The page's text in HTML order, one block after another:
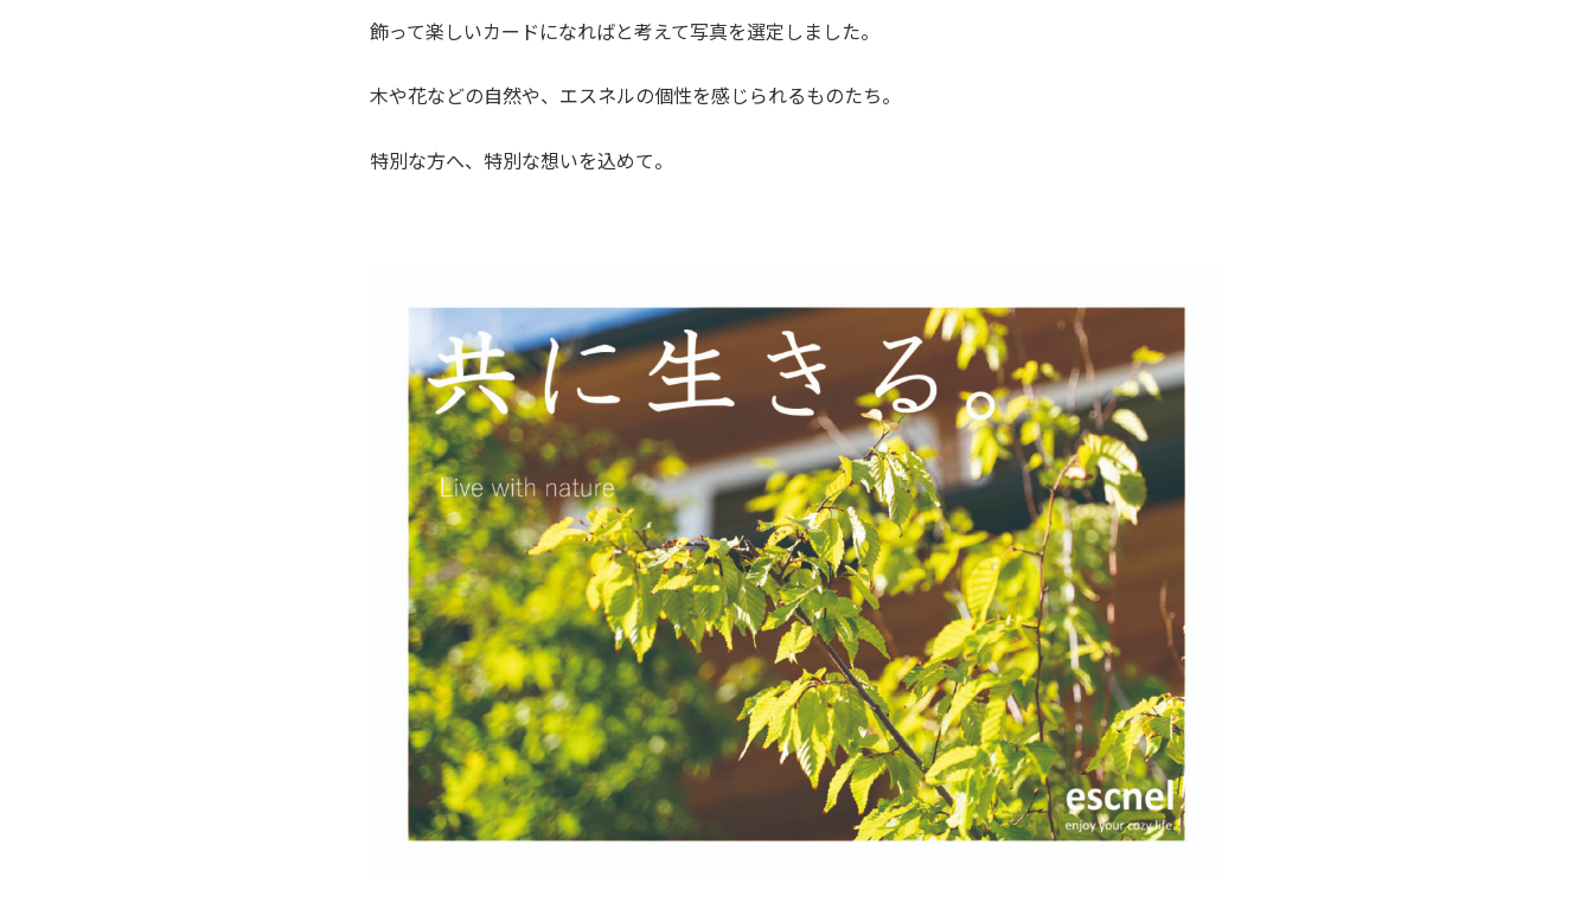
飾って楽しいカードになればと考えて写真を選定しました。
木や花などの自然や、エスネルの個性を感じられるものたち。
特別な方へ、特別な想いを込めて。